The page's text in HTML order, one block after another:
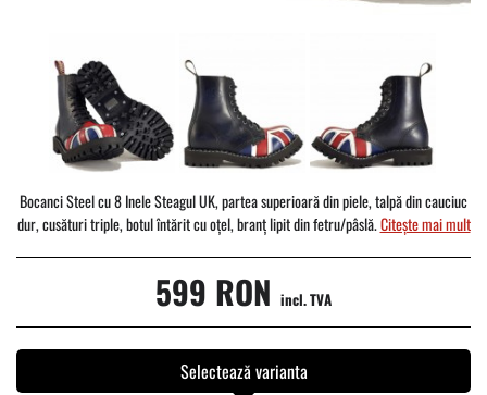
Bocanci Steel cu 8 Inele Steagul UK, partea superioară din piele, talpă din cauciuc
dur, cusături triple, botul întărit cu oțel, branț lipit din fetru/pâslă.Citește mai mult
599 RON incl. TVA
Selectează varianta